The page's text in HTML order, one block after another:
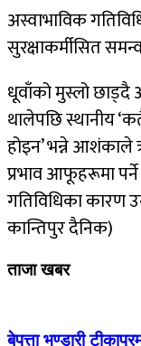
अस्वाभाविक
सुरक्षाकर्मीसित
धूवाँको मुस्लो छाड्दै
थालेपछि स्थानीय
होइन’ भन्ने आशंकाले
प्रभाव आफूहरूमा
गतिविधिका कारण
कान्तिपुर दैनिक)
ताजा खबर
बेपत्ता भण्डारी